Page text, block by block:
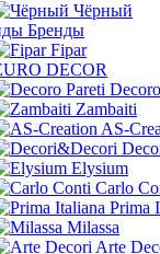
Чёрный
Бренды
Fipar
DECOR
Zambaiti
AS-
Elysium
Carlo
Prima
Milassa
Arte